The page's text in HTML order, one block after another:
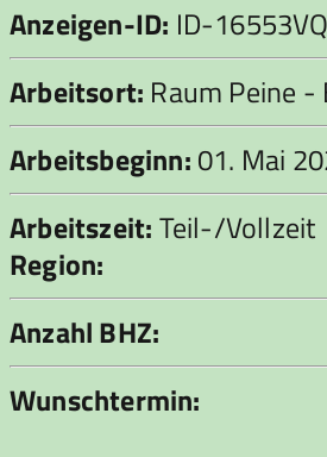
Anzeigen-ID: ID-
Arbeitsort: Raum Peine
Arbeitsbeginn:01. Mai
Arbeitszeit:Teil-/Vollzeit
Region:
Anzahl BHZ:
Wunschtermin: